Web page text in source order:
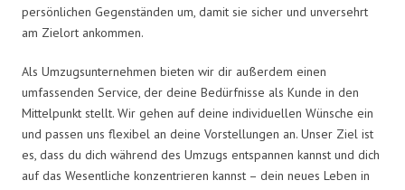
persönlichen Gegenständen um, damit sie sicher und unversehrt
am Zielort ankommen.
Als Umzugsunternehmen bieten wir dir außerdem einen
umfassenden Service, der deine Bedürfnisse als Kunde in den
Mittelpunkt stellt. Wir gehen auf deine individuellen Wünsche ein
und passen uns flexibel an deine Vorstellungen an. Unser Ziel ist
es, dass du dich während des Umzugs entspannen kannst und dich
auf das Wesentliche konzentrieren kannst – dein neues Leben in